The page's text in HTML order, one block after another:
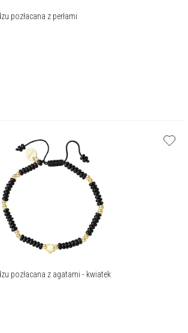
pozłacana z perłami
pozłacana z agatami - kwiatek